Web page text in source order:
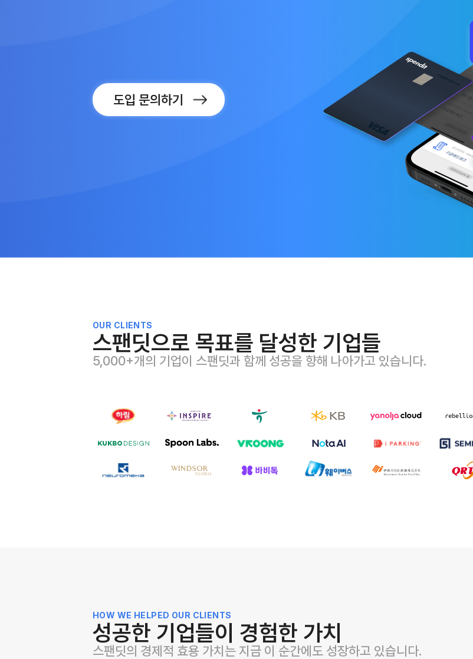
도입 문의하기
OUR CLIENTS
스팬딧으로 목표를 달성한 기업들
5,000+개의 기업이 스팬딧과 함께 성공을 향해 나아가고 있습니다.
HOW WE HELPED OUR CLIENTS
성공한 기업들이 경험한 가치
스팬딧의 경제적 효용 가치는 지금 이 순간에도 성장하고 있습니다.